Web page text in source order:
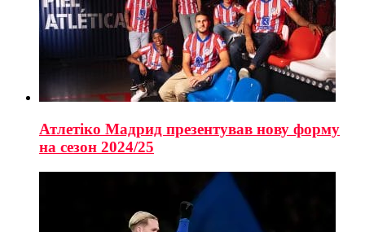
Атлетіко Мадрид презентував нову форму
на сезон 2024/25